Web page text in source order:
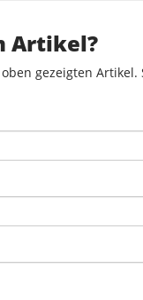
Artikel?
gezeigten Artikel.